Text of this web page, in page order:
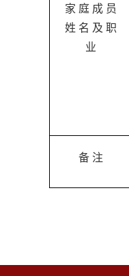
家 庭 成 员
姓 名 及 职
业
备 注